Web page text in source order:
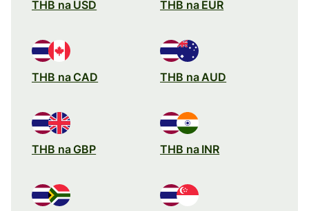
THB na USD THB na EUR
THB na CAD THB na AUD
THB na GBP THB na INR